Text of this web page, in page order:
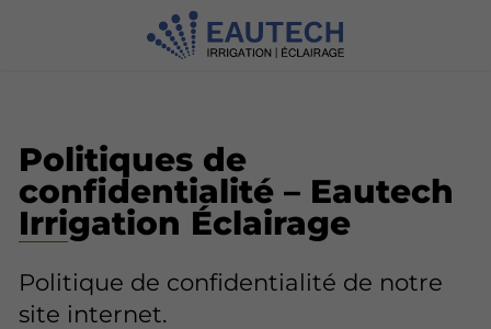
Politiques de
confidentialité – Eautech
Irrigation Éclairage
Politique de confidentialité de notre
site internet.